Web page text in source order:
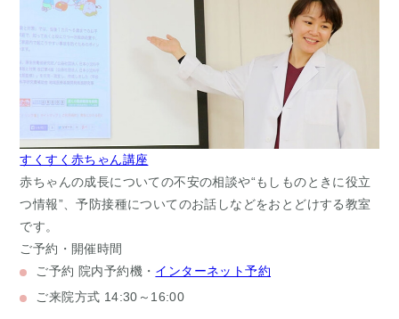
すくすく赤ちゃん講座
赤ちゃんの成長についての不安の相談や“もしものときに役立
つ情報”、予防接種についてのお話しなどをおとどけする教室
です。
ご予約・開催時間
ご予約 院内予約機・ インターネット予約
ご来院方式 14:30～16:00